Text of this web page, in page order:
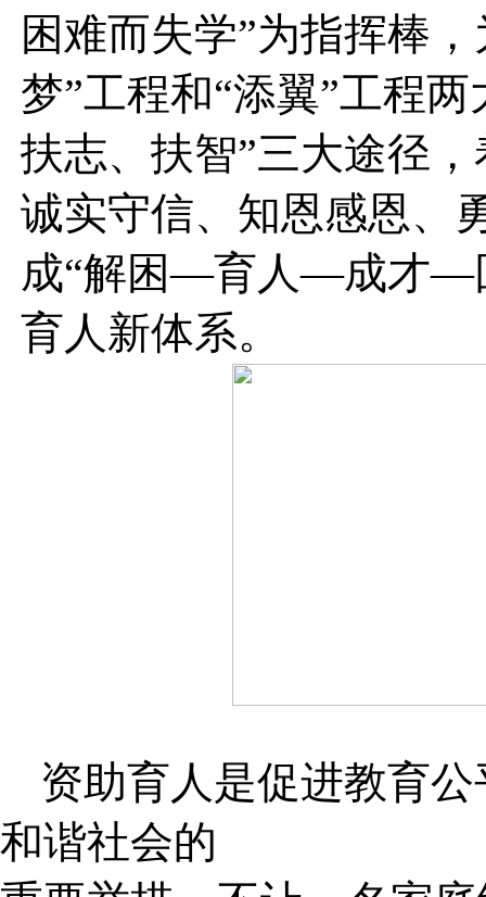
困难而失学”为指挥棒
梦”工程和“添翼”工程
扶志、扶智”三大途径
诚实守信、知恩感恩、
成“解困—育人—成才—
育人新体系。
资助育人是促进教育
和谐社会的